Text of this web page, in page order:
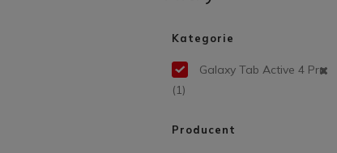
Kategorie
Galaxy Tab Active 4 Pro
(1)
Producent